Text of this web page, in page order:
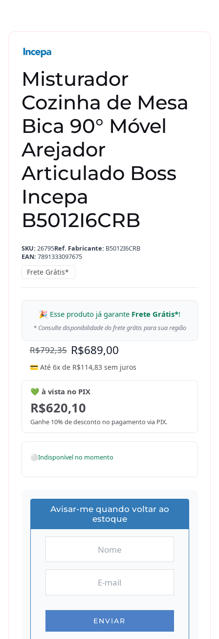
Misturador
Cozinha de Mesa
Bica 90° Móvel
Arejador
Articulado Boss
Incepa
B5012I6CRB
SKU: 26795Ref. Fabricante: B5012I6CRB
EAN: 7891333097675
Frete Grátis*
🎉 Esse produto já garante Frete Grátis*!
* Consulte disponibilidade do frete grátis para sua região
R$792,35 R$689,00
💳 Até 6x de R$114,83 sem juros
💚 à vista no PIX
R$620,10
Ganhe 10% de desconto no pagamento via PIX.
⚪Indisponível no momento
Avisar-me quando voltar ao
estoque